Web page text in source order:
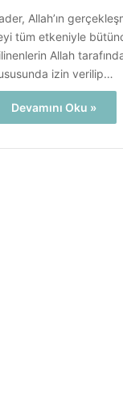
Allah’ın
tüm etkeniyle
Allah
izin verilip…
Devamını Oku »